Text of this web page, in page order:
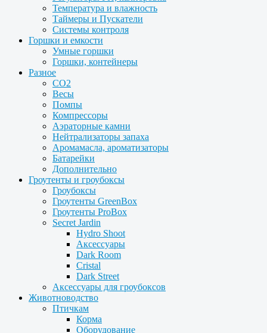
Температура и влажность
Таймеры и Пускатели
Системы контроля
Горшки и емкости
Умные горшки
Горшки, контейнеры
Разное
CO2
Весы
Помпы
Компрессоры
Аэраторные камни
Нейтрализаторы запаха
Аромамасла, ароматизаторы
Батарейки
Дополнительно
Гроутенты и гроубоксы
Гроубоксы
Гроутенты GreenBox
Гроутенты ProBox
Secret Jardin
Hydro Shoot
Аксессуары
Dark Room
Cristal
Dark Street
Аксессуары для гроубоксов
Животноводство
Птичкам
Корма
Оборудование